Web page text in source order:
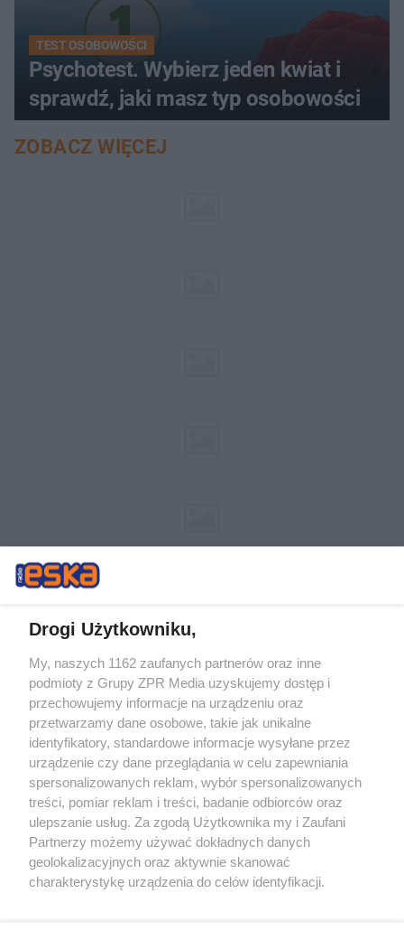
TEST OSOBOWOŚCI
Psychotest. Wybierz jeden kwiat i
sprawdź, jaki masz typ osobowości
ZOBACZ WIĘCEJ
Żaden utwór zamieszczony w serwisie nie może być powielany i
rozpowszechniany lub dalej rozpowszechniany w jakikolwiek sposób (w
tym także elektroniczny lub mechaniczny) na jakimkolwiek polu
eksploatacji w jakiejkolwiek formie, włącznie z umieszczaniem w
Internecie bez pisemnej zgody właściciela praw. Jakiekolwiek użycie lub
wykorzystanie utworów w całości lub w części z naruszeniem prawa,
tzn. bez właściwej zgody, jest zabronione pod groźbą kary i może być
ścigane prawnie.
Drogi Użytkowniku,
My, naszych 1162 zaufanych partnerów oraz inne
podmioty z Grupy ZPR Media uzyskujemy dostęp i
przechowujemy informacje na urządzeniu oraz
przetwarzamy dane osobowe, takie jak unikalne
identyfikatory, standardowe informacje wysyłane przez
urządzenie czy dane przeglądania w celu zapewniania
spersonalizowanych reklam, wybór spersonalizowanych
treści, pomiar reklam i treści, badanie odbiorców oraz
ulepszanie usług. Za zgodą Użytkownika my i Zaufani
Partnerzy możemy używać dokładnych danych
geolokalizacyjnych oraz aktywnie skanować
charakterystykę urządzenia do celów identyfikacji.